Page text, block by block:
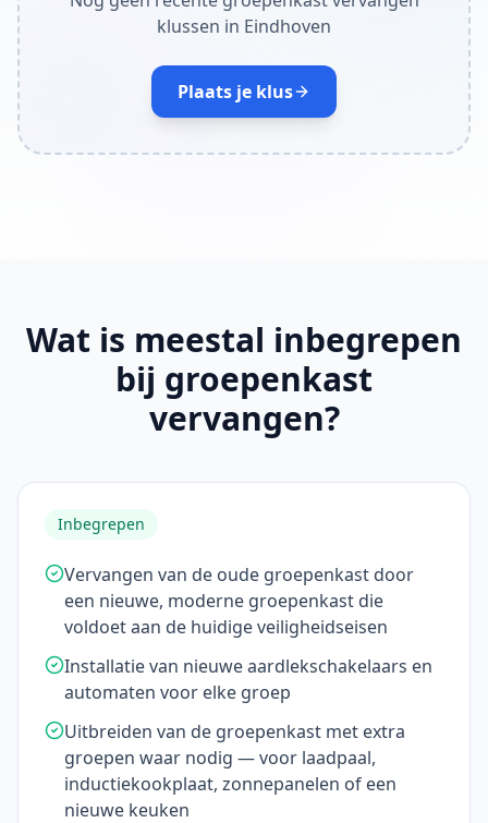
klussen in Eindhoven
Plaats je klus
Wat is meestal inbegrepen
bij groepenkast
vervangen?
Inbegrepen
Vervangen van de oude groepenkast door
een nieuwe, moderne groepenkast die
voldoet aan de huidige veiligheidseisen
Installatie van nieuwe aardlekschakelaars en
automaten voor elke groep
Uitbreiden van de groepenkast met extra
groepen waar nodig — voor laadpaal,
inductiekookplaat, zonnepanelen of een
nieuwe keuken